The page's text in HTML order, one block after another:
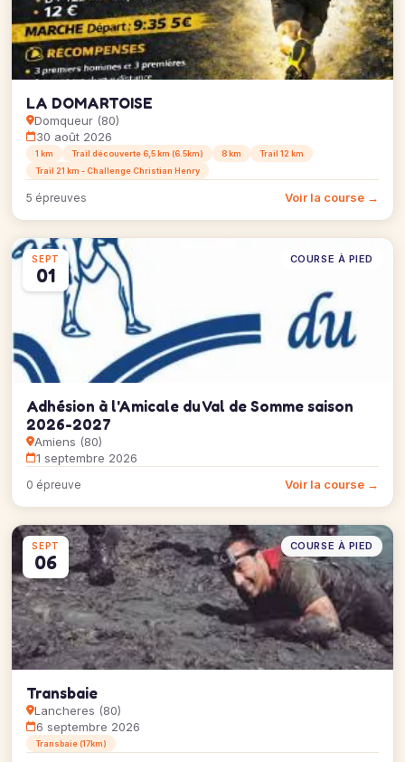
LA DOMARTOISE
Domqueur (80)
30 août 2026
1 km Trail découverte 6,5 km (6.5km) 8 km
Trail 12 km
Trail 21 km - Challenge Christian Henry
5 épreuves Voir la course →
SEPT
01
COURSE À PIED
Adhésion à l'Amicale du Val de Somme saison
2026-2027
Amiens (80)
1 septembre 2026
0 épreuve Voir la course →
SEPT
06
COURSE À PIED
Transbaie
Lancheres (80)
6 septembre 2026
Transbaie (17km)